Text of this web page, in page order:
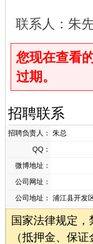
联系人：朱
您现在查看
过期。
招聘联系
招聘负责人： 朱总
QQ：
微博地址：
公司网址：
公司地址：
浦江县开发
国家法律规定
（抵押金、保